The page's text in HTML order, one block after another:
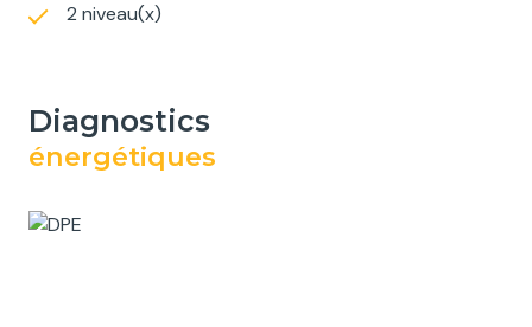
2 niveau(x)
diagnostics
énergétiques